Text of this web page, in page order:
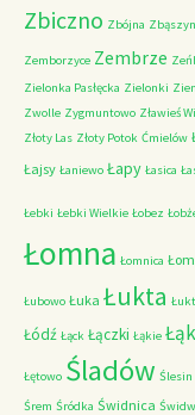
Zbiczno Zbójna
Zemborzyce Zembrze
Zielonka Pasłęcka Zielonki
Zwolle Zygmuntowo Zławieś
Złoty Las Złoty Potok Ćmielów
Łajsy Łaniewo Łapy Łasica
Łebki Łebki Wielkie Łobez
Łomna Łomnica
Łubowo Łuka Łukta
Łódź Łąck Łączki Łąkie
Łętowo Śladów Ślesin
Śrem Śródka Świdnica